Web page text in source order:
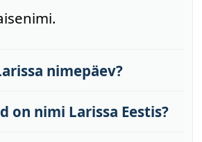
nimepäev?
on nimi Larissa Eestis?